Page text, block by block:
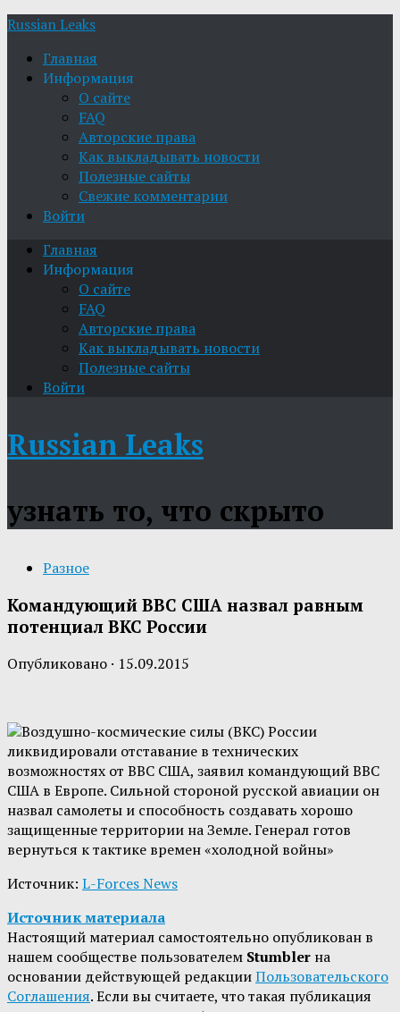
Russian Leaks
Главная
Информация
О сайте
FAQ
Авторские права
Как выкладывать новости
Полезные сайты
Свежие комментарии
Войти
Главная
Информация
О сайте
FAQ
Авторские права
Как выкладывать новости
Полезные сайты
Войти
Russian Leaks
узнать то, что скрыто
Разное
Командующий ВВС США назвал равным
потенциал ВКС России
Опубликовано · 15.09.2015
Воздушно-космические силы (ВКС) России
ликвидировали отставание в технических
возможностях от ВВС США, заявил командующий ВВС
США в Европе. Сильной стороной русской авиации он
назвал самолеты и способность создавать хорошо
защищенные территории на Земле. Генерал готов
вернуться к тактике времен «холодной войны»
Источник: L-Forces News
Источник материала
Настоящий материал самостоятельно опубликован в
нашем сообществе пользователем Stumbler на
основании действующей редакцииПользовательского
Соглашения. Если вы считаете, что такая публикация